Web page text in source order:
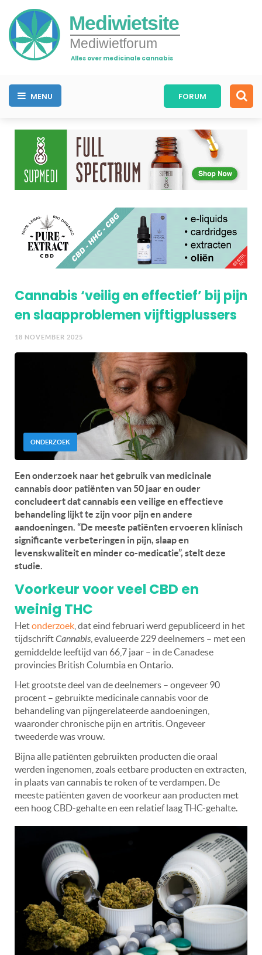
Mediwietsite
Mediwietforum
Alles over medicinale cannabis
MENU FORUM
Cannabis ‘veilig en effectief’ bij pijn
en slaapproblemen vijftigplussers
18 NOVEMBER 2025
ONDERZOEK
Een onderzoek naar het gebruik van medicinale
cannabis door patiënten van 50 jaar en ouder
concludeert dat cannabis een veilige en effectieve
behandeling lijkt te zijn voor pijn en andere
aandoeningen. “De meeste patiënten ervoeren klinisch
significante verbeteringen in pijn, slaap en
levenskwaliteit en minder co-medicatie”, stelt deze
studie.
Voorkeur voor veel CBD en
weinig THC
Hetonderzoek , dat eind februari werd gepubliceerd in het
tijdschriftCannabis , evalueerde 229 deelnemers – met een
gemiddelde leeftijd van 66,7 jaar – in de Canadese
provincies British Columbia en Ontario.
Het grootste deel van de deelnemers – ongeveer 90
procent – gebruikte medicinale cannabis voor de
behandeling van pijngerelateerde aandoeningen,
waaronder chronische pijn en artritis. Ongeveer
tweederde was vrouw.
Bijna alle patiënten gebruikten producten die oraal
werden ingenomen, zoals eetbare producten en extracten,
in plaats van cannabis te roken of te verdampen. De
meeste patiënten gaven de voorkeur aan producten met
een hoog CBD-gehalte en een relatief laag THC-gehalte.